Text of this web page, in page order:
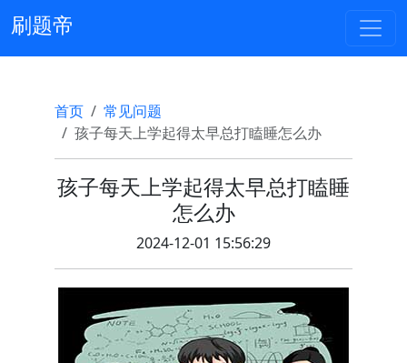
刷题帝
首页
常见问题
孩子每天上学起得太早总打瞌睡怎么办
孩子每天上学起得太早总打瞌睡
怎么办
2024-12-01 15:56:29